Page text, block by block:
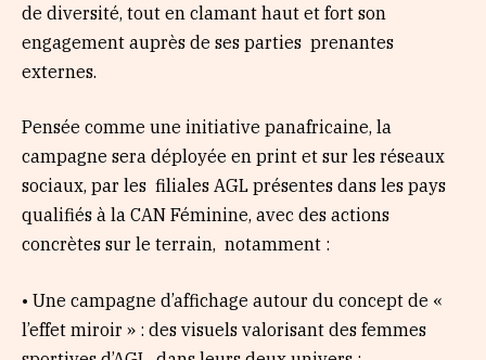
de diversité, tout en clamant haut et fort son
engagement auprès de ses parties prenantes
externes.
Pensée comme une initiative panafricaine, la
campagne sera déployée en print et sur les réseaux
sociaux, par les filiales AGL présentes dans les pays
qualifiés à la CAN Féminine, avec des actions
concrètes sur le terrain, notamment :
• Une campagne d’affichage autour du concept de «
l’effet miroir » : des visuels valorisant des femmes